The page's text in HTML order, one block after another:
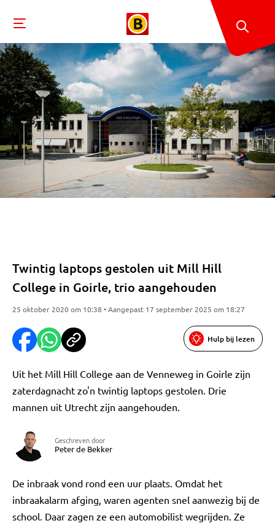
Twintig laptops gestolen uit Mill Hill
College in Goirle, trio aangehouden
25 oktober 2020 om 10:38 • Aangepast 17 september 2025 om 18:27
Hulp bij lezen
Uit het Mill Hill College aan de Venneweg in Goirle zijn
zaterdagnacht zo'n twintig laptops gestolen. Drie
mannen uit Utrecht zijn aangehouden.
Geschreven door
Peter de Bekker
De inbraak vond rond een uur plaats. Omdat het
inbraakalarm afging, waren agenten snel aanwezig bij de
school. Daar zagen ze een automobilist wegrijden. Ze